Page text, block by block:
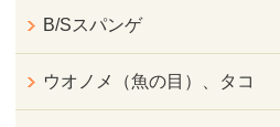
B/Sスパンゲ
ウオノメ（魚の目）、タコ